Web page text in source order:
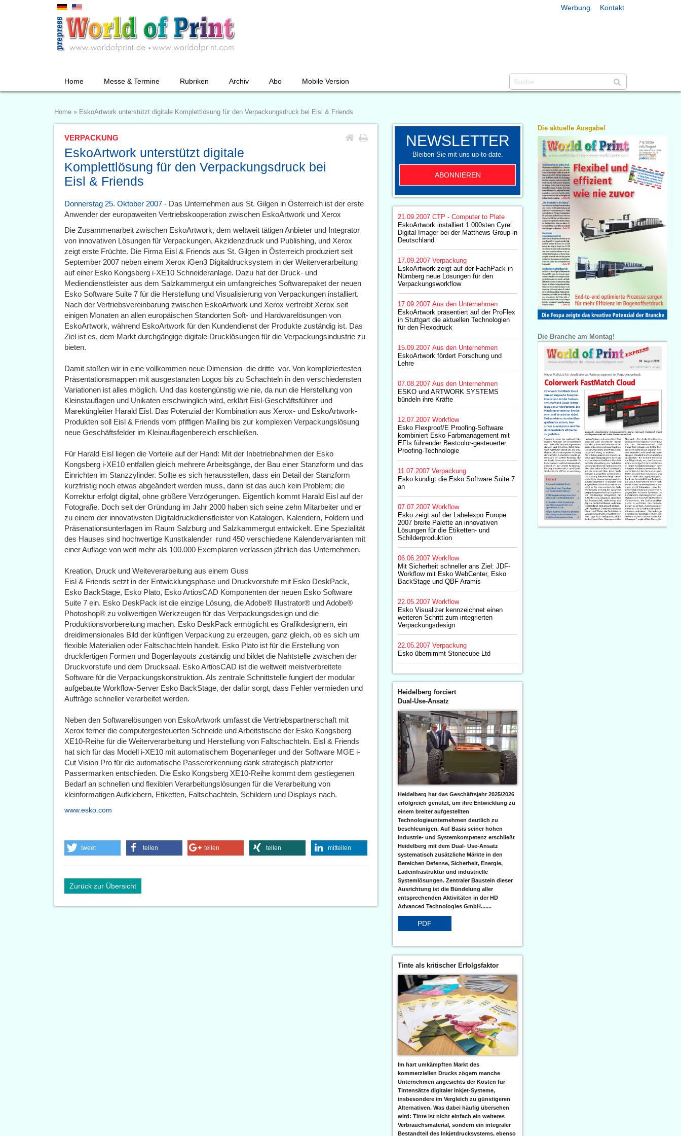
Werbung Kontakt
Home Messe & Termine Rubriken Archiv Abo Mobile Version
Home » EskoArtwork unterstützt digitale Komplettlösung für den Verpackungsdruck bei Eisl & Friends
VERPACKUNG
EskoArtwork unterstützt digitale
Komplettlösung für den Verpackungsdruck bei
Eisl & Friends
Donnerstag 25. Oktober 2007 - Das Unternehmen aus St. Gilgen in Österreich ist der erste
Anwender der europaweiten Vertriebskooperation zwischen EskoArtwork und Xerox
Die Zusammenarbeit zwischen EskoArtwork, dem weltweit tätigen Anbieter und Integrator
von innovativen Lösungen für Verpackungen, Akzidenzdruck und Publishing, und Xerox
zeigt erste Früchte. Die Firma Eisl & Friends aus St. Gilgen in Österreich produziert seit
September 2007 neben einem Xerox iGen3 Digitaldrucksystem in der Weiterverarbeitung
auf einer Esko Kongsberg i-XE10 Schneideranlage. Dazu hat der Druck- und
Mediendienstleister aus dem Salzkammergut ein umfangreiches Softwarepaket der neuen
Esko Software Suite 7 für die Herstellung und Visualisierung von Verpackungen installiert.
Nach der Vertriebsvereinbarung zwischen EskoArtwork und Xerox vertreibt Xerox seit
einigen Monaten an allen europäischen Standorten Soft- und Hardwarelösungen von
EskoArtwork, während EskoArtwork für den Kundendienst der Produkte zuständig ist. Das
Ziel ist es, dem Markt durchgängige digitale Drucklösungen für die Verpackungsindustrie zu
bieten.
Damit stoßen wir in eine vollkommen neue Dimension  die dritte  vor. Von kompliziertesten
Präsentationsmappen mit ausgestanzten Logos bis zu Schachteln in den verschiedensten
Variationen ist alles möglich. Und das kostengünstig wie nie, da nun die Herstellung von
Kleinstauflagen und Unikaten erschwinglich wird, erklärt Eisl-Geschäftsführer und
Marektingleiter Harald Eisl. Das Potenzial der Kombination aus Xerox- und EskoArtwork-
Produkten soll Eisl & Friends vom pfiffigen Mailing bis zur komplexen Verpackungslösung
neue Geschäftsfelder im Kleinauflagenbereich erschließen.
Für Harald Eisl liegen die Vorteile auf der Hand: Mit der Inbetriebnahmen der Esko
Kongsberg i-XE10 entfallen gleich mehrere Arbeitsgänge, der Bau einer Stanzform und das
Einrichten im Stanzzylinder. Sollte es sich herausstellen, dass ein Detail der Stanzform
kurzfristig noch etwas abgeändert werden muss, dann ist das auch kein Problem; die
Korrektur erfolgt digital, ohne größere Verzögerungen. Eigentlich kommt Harald Eisl auf der
Fotografie. Doch seit der Gründung im Jahr 2000 haben sich seine zehn Mitarbeiter und er
zu einem der innovativsten Digitaldruckdienstleister von Katalogen, Kalendern, Foldern und
Präsenationsunterlagen im Raum Salzburg und Salzkammergut entwickelt. Eine Spezialität
des Hauses sind hochwertige Kunstkalender  rund 450 verschiedene Kalendervarianten mit
einer Auflage von weit mehr als 100.000 Exemplaren verlassen jährlich das Unternehmen.
Kreation, Druck und Weiteverarbeitung aus einem Guss
Eisl & Friends setzt in der Entwicklungsphase und Druckvorstufe mit Esko DeskPack,
Esko BackStage, Esko Plato, Esko ArtiosCAD Komponenten der neuen Esko Software
Suite 7 ein. Esko DeskPack ist die einzige Lösung, die Adobe® Illustrator® und Adobe®
Photoshop® zu vollwertigen Werkzeugen für das Verpackungsdesign und die
Produktionsvorbereitung machen. Esko DeskPack ermöglicht es Grafikdesignern, ein
dreidimensionales Bild der künftigen Verpackung zu erzeugen, ganz gleich, ob es sich um
flexible Materialien oder Faltschachteln handelt. Esko Plato ist für die Erstellung von
druckfertigen Formen und Bogenlayouts zuständig und bildet die Nahtstelle zwischen der
Druckvorstufe und dem Drucksaal. Esko ArtiosCAD ist die weltweit meistverbreitete
Software für die Verpackungskonstruktion. Als zentrale Schnittstelle fungiert der modular
aufgebaute Workflow-Server Esko BackStage, der dafür sorgt, dass Fehler vermieden und
Aufträge schneller verarbeitet werden.
Neben den Softwarelösungen von EskoArtwork umfasst die Vertriebspartnerschaft mit
Xerox ferner die computergesteuerten Schneide und Arbeitstische der Esko Kongsberg
XE10-Reihe für die Weiterverarbeitung und Herstellung von Faltschachteln. Eisl & Friends
hat sich für das Modell i-XE10 mit automatischem Bogenanleger und der Software MGE i-
Cut Vision Pro für die automatische Passererkennung dank strategisch platzierter
Passermarken entschieden. Die Esko Kongsberg XE10-Reihe kommt dem gestiegenen
Bedarf an schnellen und flexiblen Verarbeitungslösungen für die Verarbeitung von
kleinformatigen Aufklebern, Etiketten, Faltschachteln, Schildern und Displays nach.
www.esko.com
tweet teilen teilen teilen mitteilen
Zurück zur Übersicht
NEWSLETTER
Bleiben Sie mit uns up-to-date.
ABONNIEREN
21.09.2007 CTP - Computer to Plate
EskoArtwork installiert 1.000sten Cyrel
Digital Imager bei der Matthews Group in
Deutschland
17.09.2007 Verpackung
EskoArtwork zeigt auf der FachPack in
Nürnberg neue Lösungen für den
Verpackungsworkflow
17.09.2007 Aus den Unternehmen
EskoArtwork präsentiert auf der ProFlex
in Stuttgart die aktuellen Technologien
für den Flexodruck
15.09.2007 Aus den Unternehmen
EskoArtwork fördert Forschung und
Lehre
07.08.2007 Aus den Unternehmen
ESKO und ARTWORK SYSTEMS
bündeln ihre Kräfte
12.07.2007 Workflow
Esko Flexproof/E Proofing-Software
kombiniert Esko Farbmanagement mit
EFIs führender Bestcolor-gesteuerter
Proofing-Technologie
11.07.2007 Verpackung
Esko kündigt die Esko Software Suite 7
an
07.07.2007 Workflow
Esko zeigt auf der Labelexpo Europe
2007 breite Palette an innovativen
Lösungen für die Etiketten- und
Schilderproduktion
06.06.2007 Workflow
Mit Sicherheit schneller ans Ziel: JDF-
Workflow mit Esko WebCenter, Esko
BackStage und QBF Aramis
22.05.2007 Workflow
Esko Visualizer kennzeichnet einen
weiteren Schritt zum integrierten
Verpackungsdesign
22.05.2007 Verpackung
Esko übernimmt Stonecube Ltd
Heidelberg forciert
Dual-Use-Ansatz
Heidelberg hat das Geschäftsjahr 2025/2026
erfolgreich genutzt, um ihre Entwicklung zu
einem breiter aufgestellten
Technologieunternehmen deutlich zu
beschleunigen. Auf Basis seiner hohen
Industrie- und Systemkompetenz erschließt
Heidelberg mit dem Dual- Use-Ansatz
systematisch zusätzliche Märkte in den
Bereichen Defense, Sicherheit, Energie,
Ladeinfrastruktur und industrielle
Systemlösungen. Zentraler Baustein dieser
Ausrichtung ist die Bündelung aller
entsprechenden Aktivitäten in der HD
Advanced Technologies GmbH.......
PDF
Tinte als kritischer Erfolgsfaktor
Im hart umkämpften Markt des
kommerziellen Drucks zögern manche
Unternehmen angesichts der Kosten für
Tintensätze digitaler Inkjet-Systeme,
insbesondere im Vergleich zu günstigeren
Alternativen. Was dabei häufig übersehen
wird: Tinte ist nicht einfach ein weiteres
Verbrauchsmaterial, sondern ein integraler
Bestandteil des Inkjetdrucksystems, ebenso
Die aktuelle Ausgabe!
Die Branche am Montag!